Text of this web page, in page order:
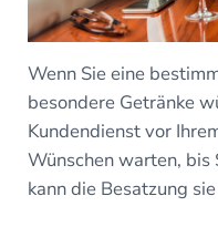
Wenn Sie eine
besondere Getränke
Kundendienst vor
Wünschen warten, bis
kann die Besatzung